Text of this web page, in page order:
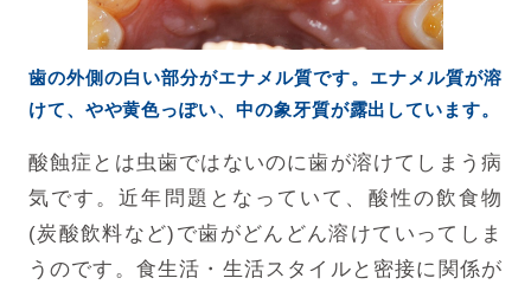
歯の外側の白い部分がエナメル質です。エナメル質が溶
けて、やや黄色っぽい、中の象牙質が露出しています。
酸蝕症とは虫歯ではないのに歯が溶けてしまう病
気です。近年問題となっていて、酸性の飲食物
(炭酸飲料など)で歯がどんどん溶けていってしま
うのです。食生活・生活スタイルと密接に関係が